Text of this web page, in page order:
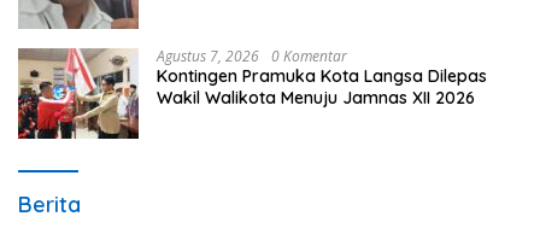
Agustus 7, 2026 0 Komentar
Kontingen Pramuka Kota Langsa Dilepas
Wakil Walikota Menuju Jamnas XII 2026
Berita